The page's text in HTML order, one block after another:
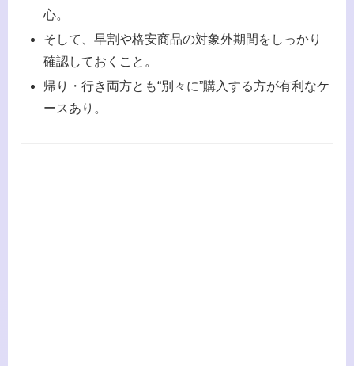
心。
そして、早割や格安商品の対象外期間をしっかり
確認しておくこと。
帰り・行き両方とも“別々に”購入する方が有利なケ
ースあり。